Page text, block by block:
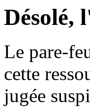
Désolé,
Le pare-
cette
jugée